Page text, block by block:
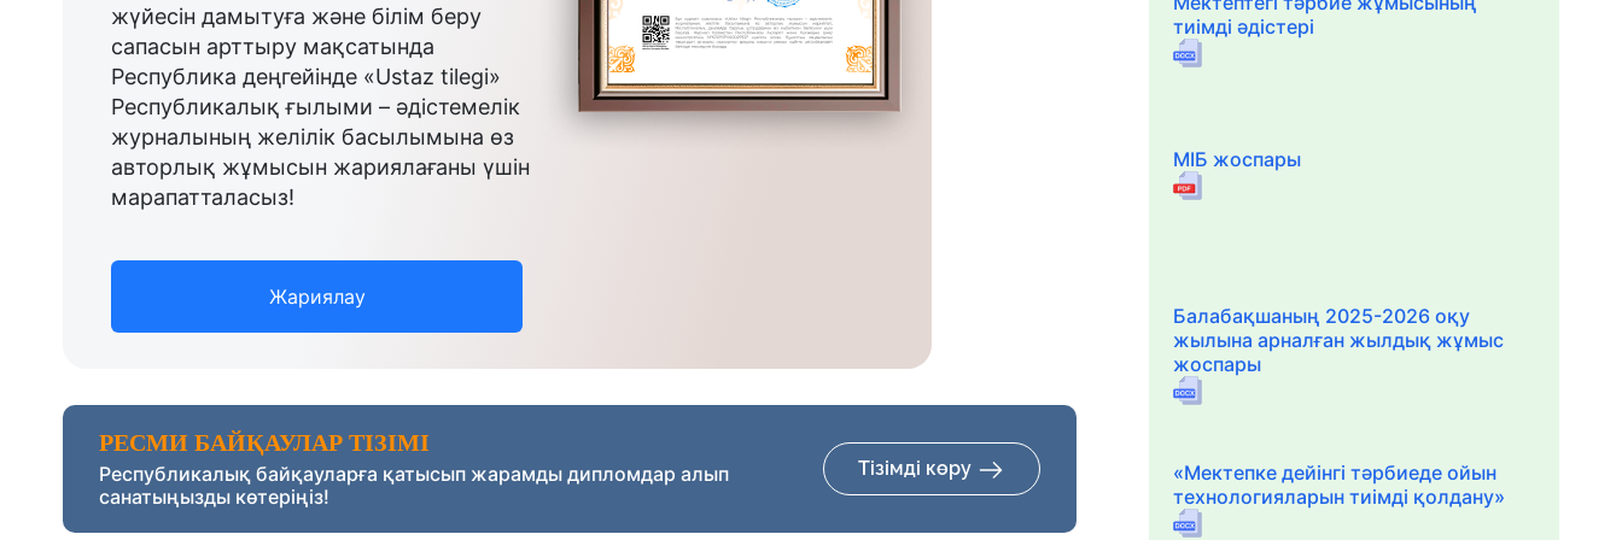
жүйесін дамытуға және білім беру
сапасын арттыру мақсатында
Республика деңгейінде «Ustaz tilegi»
Республикалық ғылыми – әдістемелік
журналының желілік басылымына өз
авторлық жұмысын жариялағаны үшін
марапатталасыз!
Жариялау
РЕСМИ БАЙҚАУЛАР ТІЗІМІ
Республикалық байқауларға қатысып жарамды дипломдар алып
санатыңызды көтеріңіз!
Тізімді көру
тиімді әдістері
МІБ жоспары
Балабақшаның 2025-2026 оқу
жылына арналған жылдық жұмыс
жоспары
«Мектепке дейінгі тәрбиеде ойын
технологияларын тиімді қолдану»